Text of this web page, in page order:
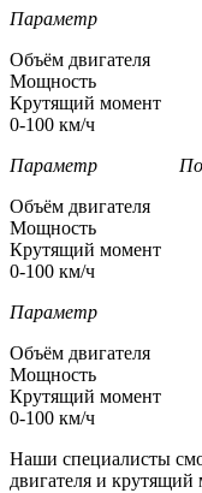
Параметр
Объём двигателя
Мощность
Крутящий
0-100 км/ч
Параметр
Объём двигателя
Мощность
Крутящий
0-100 км/ч
Параметр
Объём двигателя
Мощность
Крутящий
0-100 км/ч -
Наши специалисты
двигателя и крутящий